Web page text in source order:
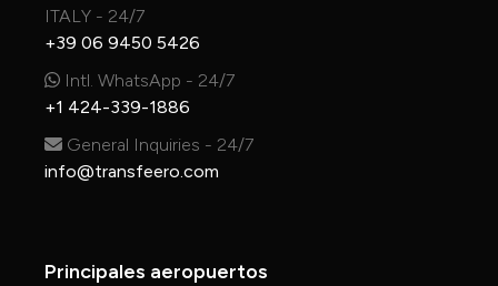
ITALY - 24/7
+39 06 9450 5426
Intl. WhatsApp - 24/7
+1 424-339-1886
General Inquiries - 24/7
info@transfeero.com
Principales aeropuertos